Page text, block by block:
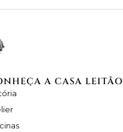
A CASA LEITÃO